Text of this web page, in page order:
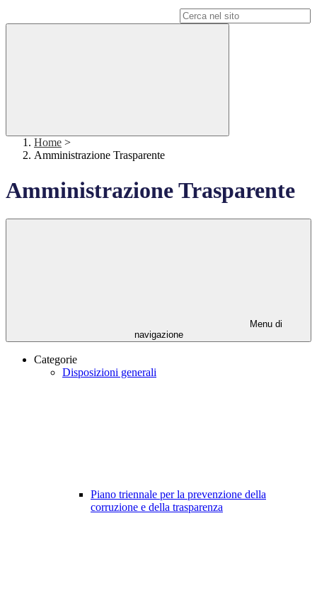
Home >
Amministrazione Trasparente
Amministrazione Trasparente
Menu di
navigazione
Categorie
Disposizioni generali
Piano triennale per la prevenzione della
corruzione e della trasparenza